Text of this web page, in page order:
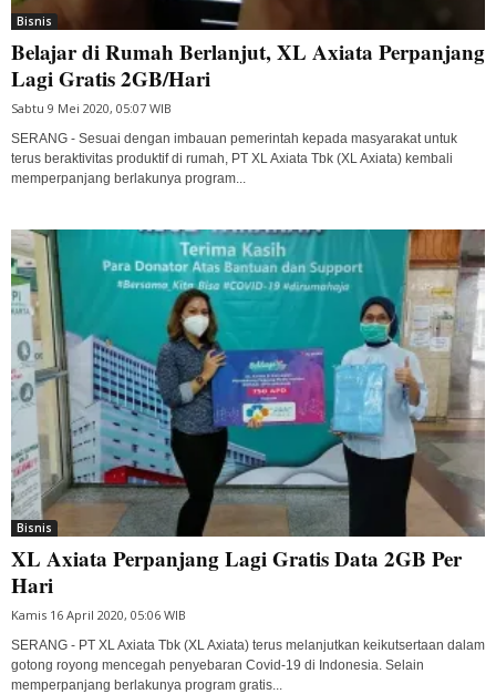
Bisnis
Belajar di Rumah Berlanjut, XL Axiata Perpanjang
Lagi Gratis 2GB/Hari
Sabtu 9 Mei 2020, 05:07 WIB
SERANG - Sesuai dengan imbauan pemerintah kepada masyarakat untuk
terus beraktivitas produktif di rumah, PT XL Axiata Tbk (XL Axiata) kembali
memperpanjang berlakunya program...
Bisnis
XL Axiata Perpanjang Lagi Gratis Data 2GB Per
Hari
Kamis 16 April 2020, 05:06 WIB
SERANG - PT XL Axiata Tbk (XL Axiata) terus melanjutkan keikutsertaan dalam
gotong royong mencegah penyebaran Covid-19 di Indonesia. Selain
memperpanjang berlakunya program gratis...